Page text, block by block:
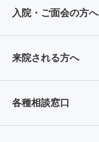
入院・ご面会の方へ
来院される方へ
各種相談窓口